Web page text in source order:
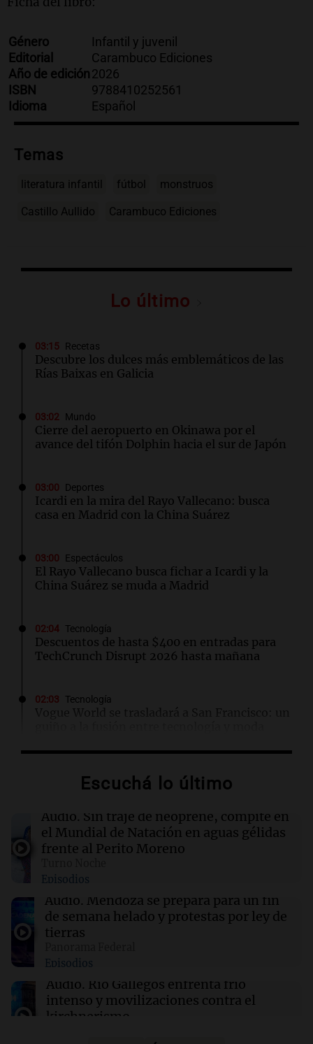
Género
Infantil y juvenil
Editorial
Carambuco Ediciones
Año de edición2026
ISBN
9788410252561
Idioma
Español
Temas
literatura infantil fútbol monstruos
Castillo Aullido Carambuco Ediciones
Lo último
03:15 Recetas
Descubre los dulces más emblemáticos de las
Rías Baixas en Galicia
03:02 Mundo
Cierre del aeropuerto en Okinawa por el
avance del tifón Dolphin hacia el sur de Japón
03:00 Deportes
Icardi en la mira del Rayo Vallecano: busca
casa en Madrid con la China Suárez
03:00 Espectáculos
El Rayo Vallecano busca fichar a Icardi y la
China Suárez se muda a Madrid
02:04 Tecnología
Descuentos de hasta $400 en entradas para
TechCrunch Disrupt 2026 hasta mañana
02:03 Tecnología
Vogue World se trasladará a San Francisco: un
Laura Galván brilla en los Centroamericanos y
01:29 Ciencia
La fertilización podría depender del trabajo en
estudio
01:24
Tiroteo en escuela secundaria de Tailandia:
Escuchá lo último
Audio. Sin traje de neoprene, compite en
el Mundial de Natación en aguas gélidas
frente al Perito Moreno
Episodios
Audio. Mendoza se prepara para un fin
de semana helado y protestas por ley de
tierras
Episodios
Audio. Río Gallegos enfrenta frío
intenso y movilizaciones contra el
kirchnerismo